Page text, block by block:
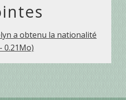
a obtenu la nationalité
0.21Mo)